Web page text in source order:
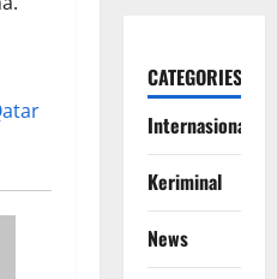
CATEGORIES
Internasional
Keriminal
News